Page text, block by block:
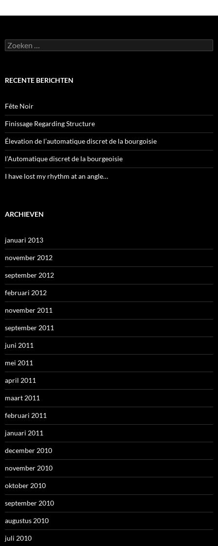
Zoeken
naar:
RECENTE BERICHTEN
Fête Noir
Finissage Regarding Structure
Élevation de l’automatique discret de la bourgoisie
l’Automatique discret de la bourgeoisie
I have lost my rhythm at an angle…
ARCHIEVEN
januari 2013
november 2012
september 2012
februari 2012
november 2011
september 2011
juni 2011
mei 2011
april 2011
maart 2011
februari 2011
januari 2011
december 2010
november 2010
oktober 2010
september 2010
augustus 2010
juli 2010